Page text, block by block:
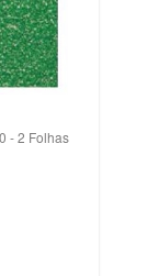
- 2 Folhas